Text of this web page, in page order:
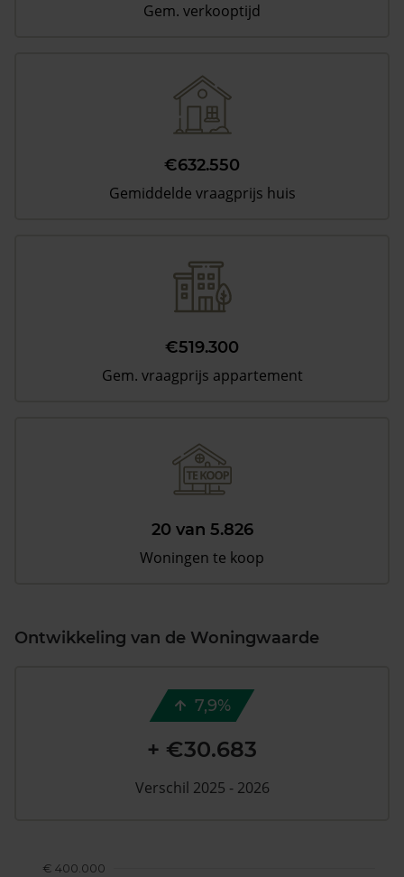
Gem. verkooptijd
€632.550
Gemiddelde vraagprijs huis
€519.300
Gem. vraagprijs appartement
20 van 5.826
Woningen te koop
Ontwikkeling van de Woningwaarde
€ 400.000
7,9%
+ €30.683
Verschil 2025 - 2026